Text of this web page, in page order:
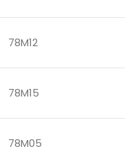
78M12
78M15
78M05